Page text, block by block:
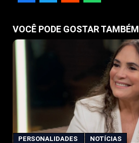
VOCÊ PODE GOSTAR TAMBÉM
PERSONALIDADES NOTÍCIAS